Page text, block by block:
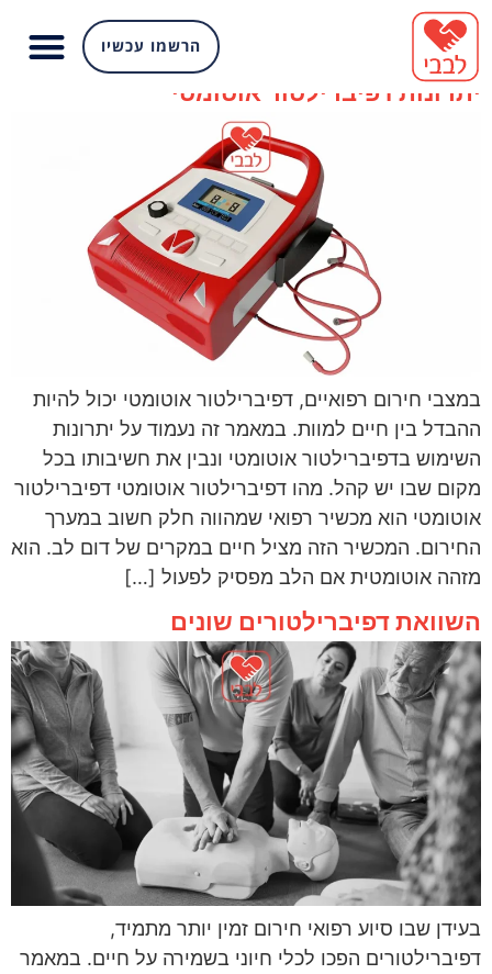
הרשמו עכשיו תגית: מכשיר החייאה
יתרונות דפיברילטור אוטומטי
במצבי חירום רפואיים, דפיברילטור אוטומטי יכול להיות
ההבדל בין חיים למוות. במאמר זה נעמוד על יתרונות
השימוש בדפיברילטור אוטומטי ונבין את חשיבותו בכל
מקום שבו יש קהל. מהו דפיברילטור אוטומטי דפיברילטור
אוטומטי הוא מכשיר רפואי שמהווה חלק חשוב במערך
החירום. המכשיר הזה מציל חיים במקרים של דום לב. הוא
מזהה אוטומטית אם הלב מפסיק לפעול […]
השוואת דפיברילטורים שונים
בעידן שבו סיוע רפואי חירום זמין יותר מתמיד,
דפיברילטורים הפכו לכלי חיוני בשמירה על חיים. במאמר